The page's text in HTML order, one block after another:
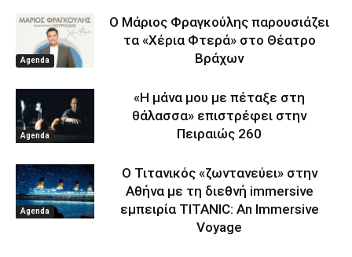
Agenda
Ο Μάριος Φραγκούλης παρουσιάζει
τα «Χέρια Φτερά» στο Θέατρο
Βράχων
Agenda
«Η μάνα μου με πέταξε στη
θάλασσα» επιστρέφει στην
Πειραιώς 260
Agenda
Ο Τιτανικός «ζωντανεύει» στην
Αθήνα με τη διεθνή immersive
εμπειρία TITANIC: An Immersive
Voyage